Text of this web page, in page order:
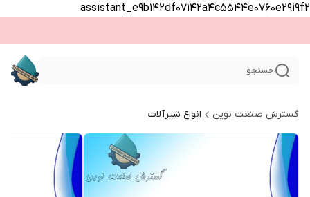
assistant_e9b142df07142a4c5544e0760e2919f2
جستجو
گسترش صنعت نوین انواع شیرآلات